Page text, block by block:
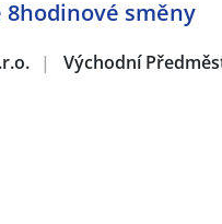
8hodinové směny
| Východní